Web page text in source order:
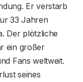
Er verstarb
33 Jahren
Der plötzliche
ein großer
Fans weltweit.
seines